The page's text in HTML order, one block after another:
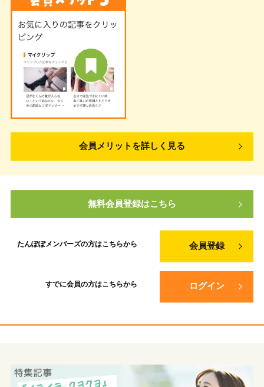
会員メリットを詳しく見る
無料会員登録はこちら
たんぽぽメンバーズの方はこちらから 会員登録
すでに会員の方はこちらから ログイン